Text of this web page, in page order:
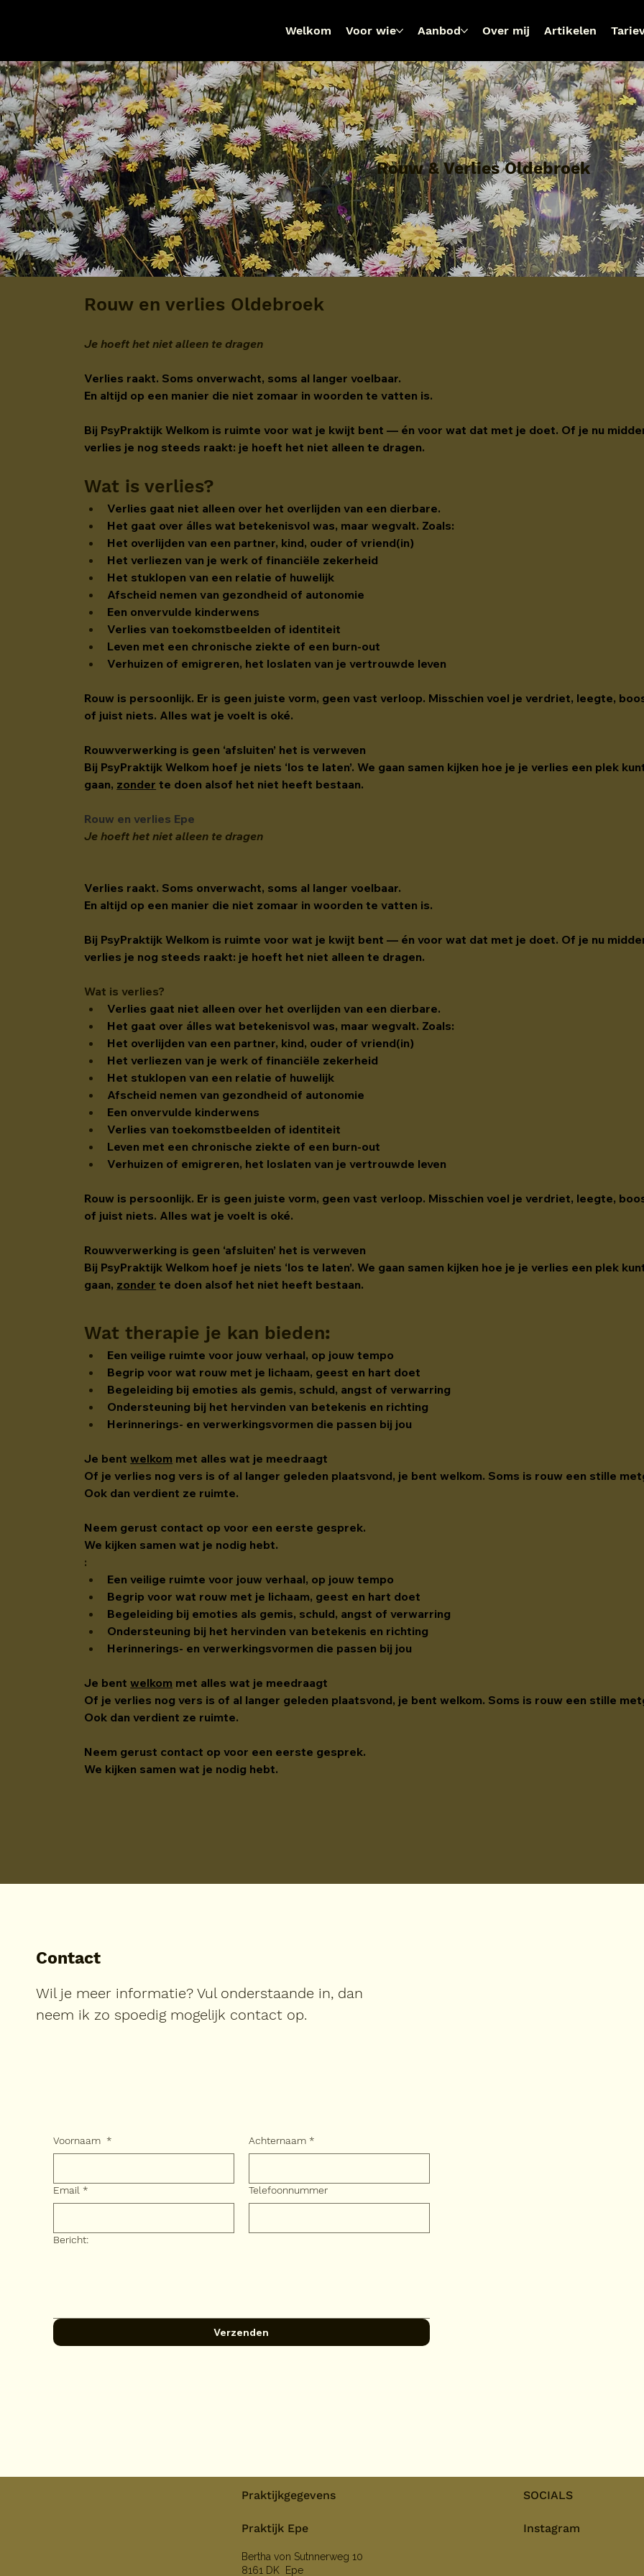
Welkom Voor wie Aanbod Over mij Artikelen
Rouw & Verlies Oldebroek
Rouw en verlies Oldebroek
Je hoeft het niet alleen te dragen
Verlies raakt. Soms onverwacht, soms al langer voelbaar.
En altijd op een manier die niet zomaar in woorden te vatten is.
Bij PsyPraktijk Welkom is ruimte voor wat je kwijt bent — én voor wat dat met je doet. Of je nu
verlies je nog steeds raakt: je hoeft het niet alleen te dragen.
Wat is verlies?
Verlies gaat niet alleen over het overlijden van een dierbare.
Het gaat over álles wat betekenisvol was, maar wegvalt. Zoals:
Het overlijden van een partner, kind, ouder of vriend(in)
Het verliezen van je werk of financiële zekerheid
Het stuklopen van een relatie of huwelijk
Afscheid nemen van gezondheid of autonomie
Een onvervulde kinderwens
Verlies van toekomstbeelden of identiteit
Leven met een chronische ziekte of een burn-out
Verhuizen of emigreren, het loslaten van je vertrouwde leven
Rouw is persoonlijk. Er is geen juiste vorm, geen vast verloop. Misschien voel je verdriet, leegte,
of juist niets. Alles wat je voelt is oké.
Rouwverwerking is geen ‘afsluiten’ het is verweven
Bij PsyPraktijk Welkom hoef je niets ‘los te laten’. We gaan samen kijken hoe je je verlies een plek
gaan, zonder te doen alsof het niet heeft bestaan.
Rouw en verlies Epe
Je hoeft het niet alleen te dragen
Verlies raakt. Soms onverwacht, soms al langer voelbaar.
En altijd op een manier die niet zomaar in woorden te vatten is.
Bij PsyPraktijk Welkom is ruimte voor wat je kwijt bent — én voor wat dat met je doet. Of je nu
verlies je nog steeds raakt: je hoeft het niet alleen te dragen.
Wat is verlies?
Verlies gaat niet alleen over het overlijden van een dierbare.
Het gaat over álles wat betekenisvol was, maar wegvalt. Zoals:
Het overlijden van een partner, kind, ouder of vriend(in)
Het verliezen van je werk of financiële zekerheid
Het stuklopen van een relatie of huwelijk
Afscheid nemen van gezondheid of autonomie
Een onvervulde kinderwens
Verlies van toekomstbeelden of identiteit
Leven met een chronische ziekte of een burn-out
Verhuizen of emigreren, het loslaten van je vertrouwde leven
Rouw is persoonlijk. Er is geen juiste vorm, geen vast verloop. Misschien voel je verdriet, leegte,
of juist niets. Alles wat je voelt is oké.
Rouwverwerking is geen ‘afsluiten’ het is verweven
Bij PsyPraktijk Welkom hoef je niets ‘los te laten’. We gaan samen kijken hoe je je verlies een plek
gaan, zonder te doen alsof het niet heeft bestaan.
Wat therapie je kan bieden:
Een veilige ruimte voor jouw verhaal, op jouw tempo
Begrip voor wat rouw met je lichaam, geest en hart doet
Begeleiding bij emoties als gemis, schuld, angst of verwarring
Ondersteuning bij het hervinden van betekenis en richting
Herinnerings- en verwerkingsvormen die passen bij jou
Je bent welkom met alles wat je meedraagt
Of je verlies nog vers is of al langer geleden plaatsvond, je bent welkom. Soms is rouw een stille
Ook dan verdient ze ruimte.
Neem gerust contact op voor een eerste gesprek.
We kijken samen wat je nodig hebt.
:
Een veilige ruimte voor jouw verhaal, op jouw tempo
Begrip voor wat rouw met je lichaam, geest en hart doet
Begeleiding bij emoties als gemis, schuld, angst of verwarring
Ondersteuning bij het hervinden van betekenis en richting
Herinnerings- en verwerkingsvormen die passen bij jou
Je bent welkom met alles wat je meedraagt
Of je verlies nog vers is of al langer geleden plaatsvond, je bent welkom. Soms is rouw een stille
Ook dan verdient ze ruimte.
Neem gerust contact op voor een eerste gesprek.
We kijken samen wat je nodig hebt.
Contact
Wil je meer informatie? Vul onderstaande in, dan
neem ik zo spoedig mogelijk contact op.
Voornaam * Achternaam *
Email * Telefoonnummer
Bericht:
Verzenden
SOCIALS
Instagram
Praktijkgegevens
Praktijk Epe
Bertha von Sutnnerweg 10
8161 DK Epe